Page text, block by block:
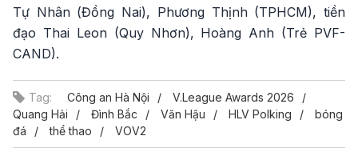
Tự Nhân (Đồng Nai), Phương Thịnh (TPHCM), tiền
đạo Thai Leon (Quy Nhơn), Hoàng Anh (Trẻ PVF-
CAND).
Tag: Công an Hà Nội
V.League Awards 2026
Quang Hải
Đình Bắc Văn Hậu HLV Polking
bóng
đá
thể thao VOV2